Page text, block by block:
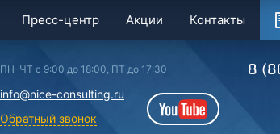
Пресс-центр Акции Контакты
ПН-ЧТ с 9:00 до 18:00, ПТ до 17:30
info@nice-consulting.ru
Обратный звонок
YouTube
8